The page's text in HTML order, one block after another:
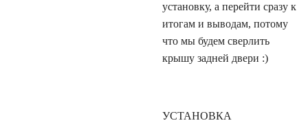
установку, а перейти сразу к
итогам и выводам, потому
что мы будем сверлить
крышу задней двери :)
УСТАНОВКА